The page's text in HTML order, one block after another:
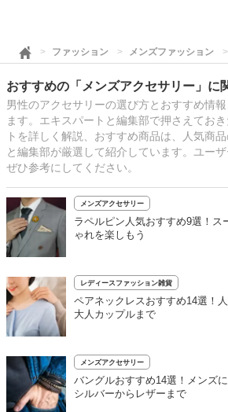
ファッション メンズファッション
おすすめの「メンズアクセサリー」に
男性のアクセサリーの選び方とおすすめ情
ます。エキスパートと編集部で押さえてお
トを詳しく解説、おすすめ商品は、人気商
と編集部が厳選して紹介しています。ユー
ぜひ参考にしてください。
メンズアクセサリー
ラペルピン人気おすすめ9選！ス
ゃれを楽しもう
レディースファッション雑貨
ペアネックレスおすすめ14選！
大人カップルまで
メンズアクセサリー
バングルおすすめ14選！メンズ
シルバーからレザーまで